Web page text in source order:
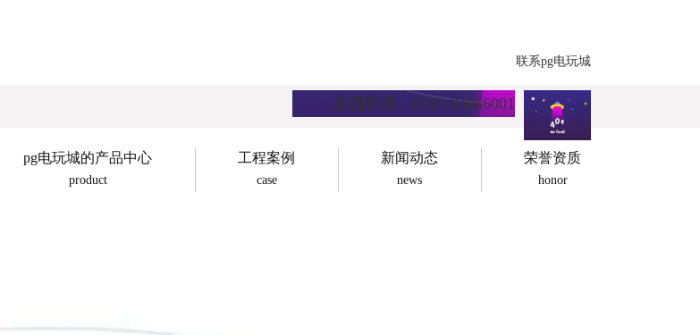
联系pg电玩城
全国热线：0527-84866001
pg电玩城的产品中心
product
工程案例
case
新闻动态
news
荣誉资质
honor